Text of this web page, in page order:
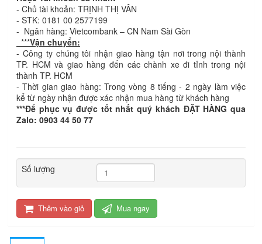
- Chủ tài khoản: TRỊNH THỊ VÂN
- STK: 0181 00 2577199
- Ngân hàng: Vietcombank – CN Nam Sài Gòn
***Vận chuyển:
- Công ty chúng tôi nhận giao hàng tận nơi trong nội thành
TP. HCM và giao hàng đến các chành xe đi tỉnh trong nội
thành TP. HCM
- Thời gian giao hàng: Trong vòng 8 tiếng - 2 ngày làm việc
kể từ ngày nhận được xác nhận mua hàng từ khách hàng
***Để phục vụ được tốt nhất quý khách ĐẶT HÀNG qua
Zalo: 0903 44 50 77
Số lượng
Thêm vào giỏ Mua ngay